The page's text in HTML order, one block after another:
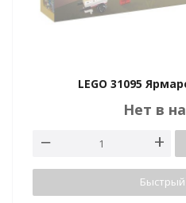
LEGO 31095
Нет в
Быстрый